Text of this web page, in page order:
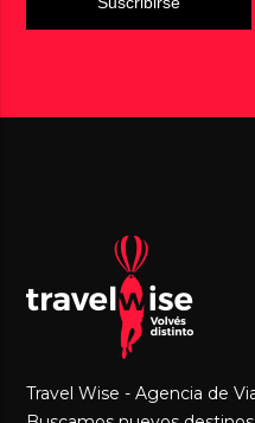
Travel Wise - Agencia de